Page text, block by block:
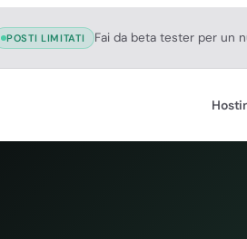
POSTI LIMITATI Fai da beta tester per un